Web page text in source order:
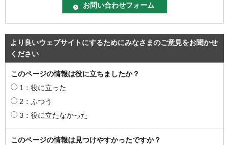
より良いウェブサイトにするためにみなさまのご意見をお聞かせ
ください
このページの情報は役に立ちましたか？
1：役に立った
2：ふつう
3：役に立たなかった
このページの情報は見つけやすかったですか？